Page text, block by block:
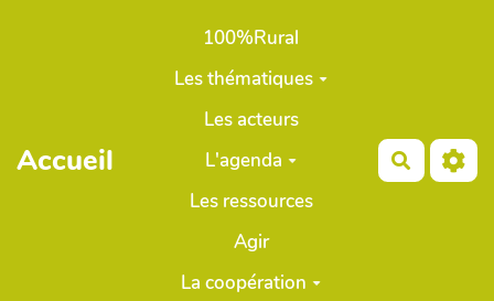
Aller au contenu principal
Accueil
100%Rural
Les thématiques
Les acteurs
L'agenda
Les ressources
Agir
La coopération